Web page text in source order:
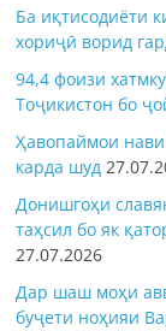
Ба иқтисодиёти
хориҷӣ ворид
94,4 фоизи
Тоҷикистон бо
Ҳавопаймои
карда шуд
Донишгоҳи
таҳсил бо як
27.07.2026
Дар шаш моҳи
буҷети ноҳияи